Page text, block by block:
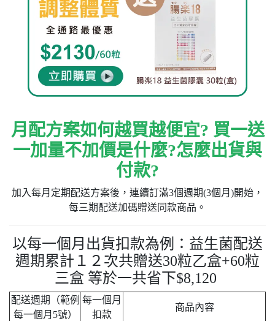
月配方案如何越買越便宜? 買一送
一加量不加價是什麼?怎麼出貨與
付款?
加入每月定期配送方案後，連續訂滿3個週期(3個月)開始，
每三期配送加碼贈送同款商品。
以每一個月出貨扣款為例：益生菌配送
週期累計１２次共贈送30粒乙盒+60粒
三盒 等於一共省下$8,120
配送週期（範例
每一個月5號）
每一個月
扣款
商品內容